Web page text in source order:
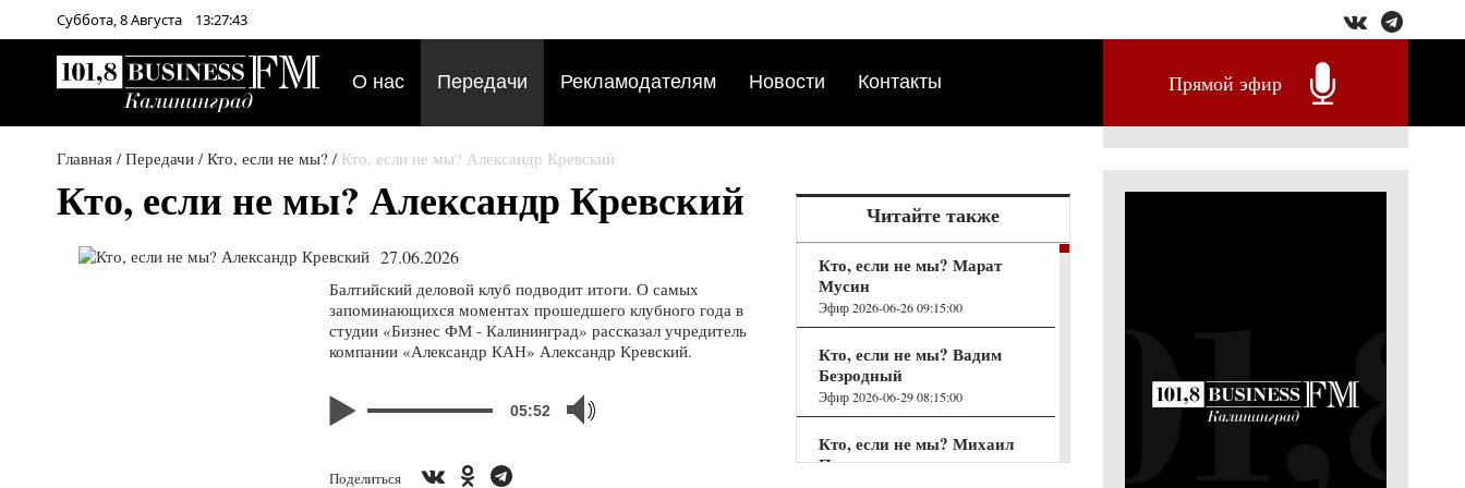
Суббота,8Августа 13:27:43
О нас Передачи Рекламодателям Новости Контакты Прямой эфир
Главная /Передачи /Кто, если не мы? / Кто, если не мы? Александр Кревский
Читайте также
Кто, если не мы? Марат
Мусин
Эфир 2026-06-26 09:15:00
Кто, если не мы? Вадим
Безродный
Эфир 2026-06-29 08:15:00
Кто, если не мы? Михаил
Полтавцев
Кто, если не мы? Александр Кревский
27.06.2026
Балтийский деловой клуб подводит итоги. О самых
запоминающихся моментах прошедшего клубного года в
студии «Бизнес ФМ - Калининград» рассказал учредитель
компании «Александр КАН» Александр Кревский.
05:52
Поделиться